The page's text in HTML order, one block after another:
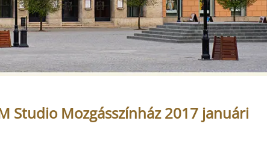
Studio Mozgásszínház 2017 januári